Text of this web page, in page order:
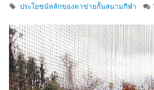
ประโยชน์หลักของตาข่ายกั้นสนามกีฬา